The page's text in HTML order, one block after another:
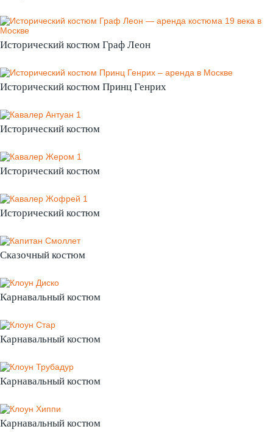
Исторический костюм Граф Леон
Исторический костюм Принц Генрих
Исторический костюм
Исторический костюм
Исторический костюм
Сказочный костюм
Карнавальный костюм
Карнавальный костюм
Карнавальный костюм
Карнавальный костюм